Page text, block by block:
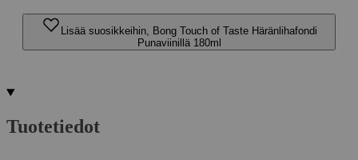
Lisää suosikkeihin, Bong Touch of Taste Häränlihafondi
Punaviinillä 180ml
Tuotetiedot